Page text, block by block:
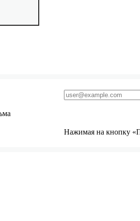
Нажимая на кнопку